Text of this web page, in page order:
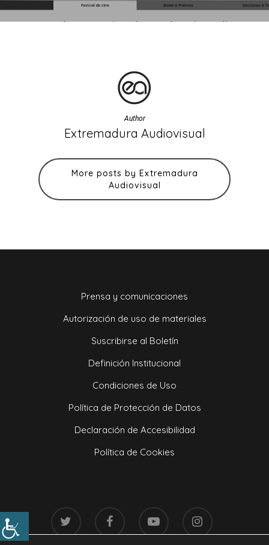
Author
Extremadura Audiovisual
More posts by Extremadura
Audiovisual
Prensa y comunicaciones
Autorización de uso de materiales
Suscribirse al Boletín
Definición Institucional
Condiciones de Uso
Política de Protección de Datos
Declaración de Accesibilidad
Política de Cookies